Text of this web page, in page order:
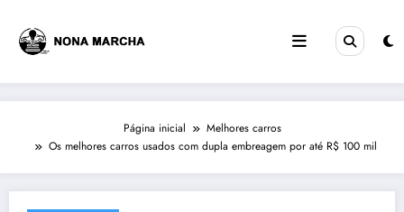
conteúdo
Página inicial
Melhores carros
Os melhores carros usados com dupla embreagem por até R$ 100 mil